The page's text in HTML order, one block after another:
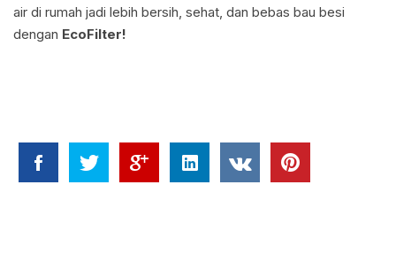
air di rumah jadi lebih bersih, sehat, dan bebas bau besi
dengan EcoFilter!